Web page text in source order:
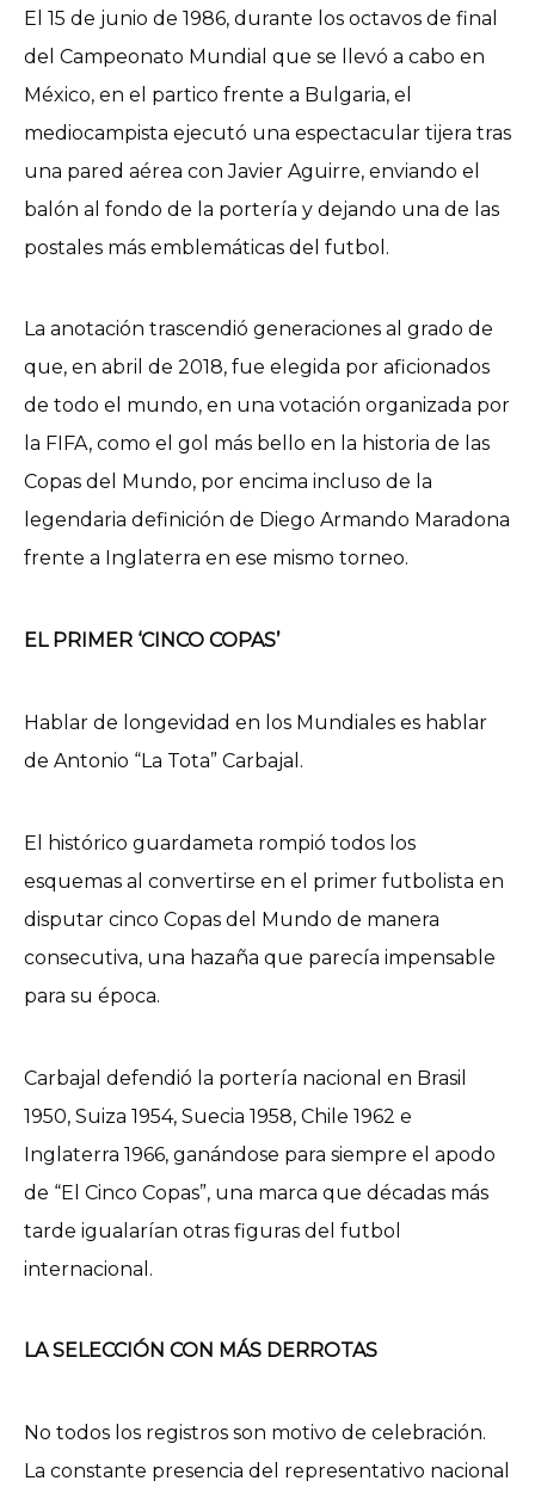
El 15 de junio de 1986, durante los octavos de final
del Campeonato Mundial que se llevó a cabo en
México, en el partico frente a Bulgaria, el
mediocampista ejecutó una espectacular tijera tras
una pared aérea con Javier Aguirre, enviando el
balón al fondo de la portería y dejando una de las
postales más emblemáticas del futbol.
La anotación trascendió generaciones al grado de
que, en abril de 2018, fue elegida por aficionados
de todo el mundo, en una votación organizada por
la FIFA, como el gol más bello en la historia de las
Copas del Mundo, por encima incluso de la
legendaria definición de Diego Armando Maradona
frente a Inglaterra en ese mismo torneo.
EL PRIMER ‘CINCO COPAS’
Hablar de longevidad en los Mundiales es hablar
de Antonio “La Tota” Carbajal.
El histórico guardameta rompió todos los
esquemas al convertirse en el primer futbolista en
disputar cinco Copas del Mundo de manera
consecutiva, una hazaña que parecía impensable
para su época.
Carbajal defendió la portería nacional en Brasil
1950, Suiza 1954, Suecia 1958, Chile 1962 e
Inglaterra 1966, ganándose para siempre el apodo
de “El Cinco Copas”, una marca que décadas más
tarde igualarían otras figuras del futbol
internacional.
LA SELECCIÓN CON MÁS DERROTAS
No todos los registros son motivo de celebración.
La constante presencia del representativo nacional